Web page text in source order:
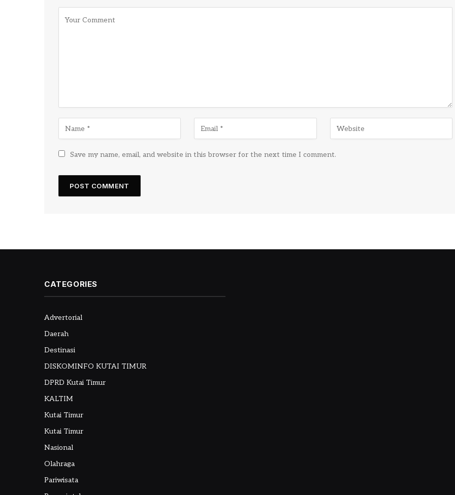
Save my name, email, and website in this browser for the next time I comment.
CATEGORIES
Advertorial
Daerah
Destinasi
DISKOMINFO KUTAI TIMUR
DPRD Kutai Timur
KALTIM
Kutai Timur
Kutai Timur
Nasional
Olahraga
Pariwisata